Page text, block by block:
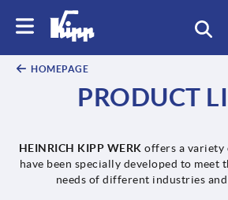
HOMEPAGE
PRODUCT
HEINRICH KIPP WERK offers a
have been specially developed to meet
needs of different industries